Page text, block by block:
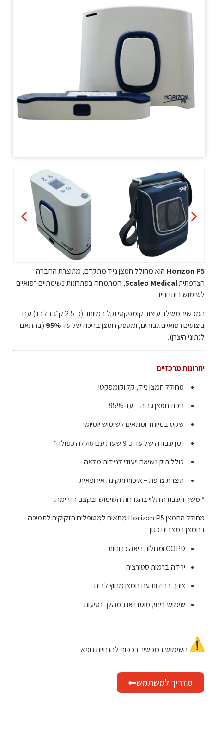
Horizon P5 הוא מחולל חמצן נייד מתקדם, מתוצרת החברה
הצרפתיתScaleo Medical, המתמחה בפתרונות נשימתיים רפואיים
לשימוש ביתי ונייד.
המכשיר משלב עיצוב קומפקטי וקל במיוחד (כ־2.5 ק״ג בלבד) עם
ביצועים רפואיים גבוהים, ומספק חמצן בריכוז של עד95% (בהתאם
לנתוני היצרן).
יתרונות מרכזיים
מחולל חמצן נייד, קל וקומפקטי
ריכוז חמצן גבוה – עד 95%
שקט במיוחד ומתאים לשימוש יומיומי
זמן עבודה של עד כ־9 שעות עם סוללה כפולה*
כולל תיק נשיאה ייעודי לניידות מלאה
תוצרת צרפת – איכות ותקינה אירופאית
* משך העבודה תלוי בהגדרות השימוש ובקצב הזרימה.
מחולל החמצן Horizon P5 מתאים למטופלים הזקוקים לתמיכה
בחמצן במצבים כגון:
COPD ומחלות ריאה כרוניות
ירידה ברמות סטורציה
צורך בניידות עם חמצן מחוץ לבית
שימוש ביתי, מוסדי או במהלך נסיעות
השימוש במכשיר בכפוף להנחיית רופא.
מדריך למשתמש